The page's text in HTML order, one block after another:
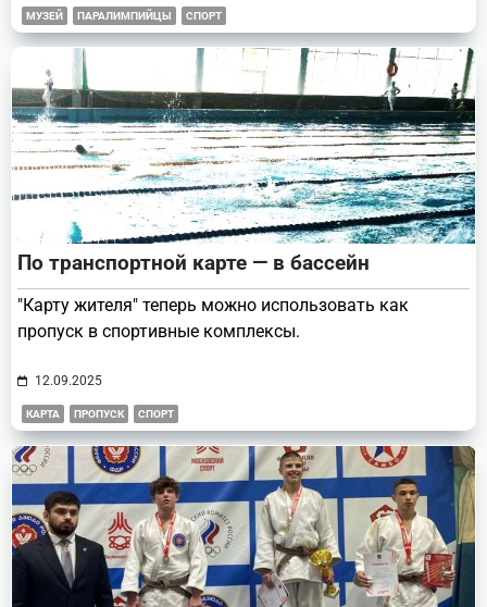
МУЗЕЙ ПАРАЛИМПИЙЦЫ СПОРТ
По транспортной карте — в бассейн
"Карту жителя" теперь можно использовать как
пропуск в спортивные комплексы.
12.09.2025
КАРТА ПРОПУСК СПОРТ